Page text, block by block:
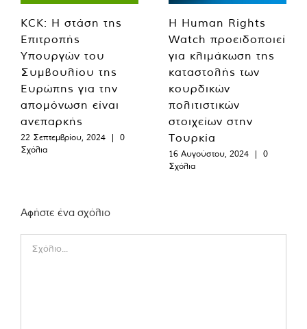
KCK: Η στάση της
Επιτροπής
Υπουργών του
Συμβουλίου της
Ευρώπης για την
απομόνωση είναι
ανεπαρκής
22 Σεπτεμβρίου, 2024 |
0
Σχόλια
Η Human Rights
Watch προειδοποιεί
για κλιμάκωση της
καταστολής των
κουρδικών
πολιτιστικών
στοιχείων στην
Τουρκία
16 Αυγούστου, 2024 |
0
Σχόλια
Αφήστε ένα σχόλιο